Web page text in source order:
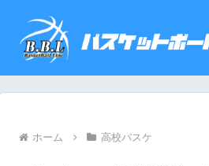
ホーム 高校バスケ